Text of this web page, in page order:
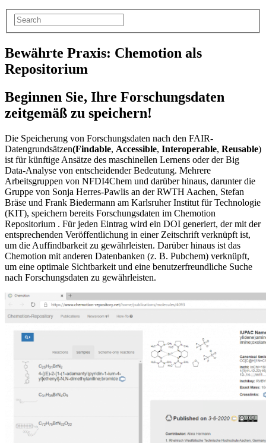
Bewährte Praxis: Chemotion als
Repositorium
Beginnen Sie, Ihre Forschungsdaten
zeitgemäß zu speichern!
Die Speicherung von Forschungsdaten nach den FAIR-
Datengrundsätzen(Findable, Accessible, Interoperable, Reusable)
ist für künftige Ansätze des maschinellen Lernens oder der Big
Data-Analyse von entscheidender Bedeutung. Mehrere
Arbeitsgruppen von NFDI4Chem und darüber hinaus, darunter die
Gruppe von Sonja Herres-Pawlis an der RWTH Aachen, Stefan
Bräse und Frank Biedermann am Karlsruher Institut für Technologie
(KIT), speichern bereits Forschungsdaten im Chemotion
Repositorium . Für jeden Eintrag wird ein DOI generiert, der mit der
entsprechenden Veröffentlichung in einer Zeitschrift verknüpft ist,
um die Auffindbarkeit zu gewährleisten. Darüber hinaus ist das
Chemotion mit anderen Datenbanken (z. B. Pubchem) verknüpft,
um eine optimale Sichtbarkeit und eine benutzerfreundliche Suche
nach Forschungsdaten zu gewährleisten.